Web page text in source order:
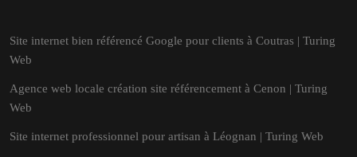
Site internet bien référencé Google pour clients à Coutras | Turing
Web
Agence web locale création site référencement à Cenon | Turing
Web
Site internet professionnel pour artisan à Léognan | Turing Web